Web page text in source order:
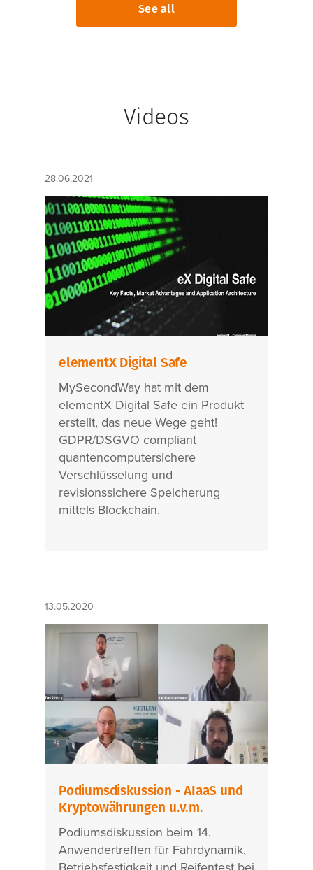
See all
Videos
28.06.2021
elementX Digital Safe
MySecondWay hat mit dem
elementX Digital Safe ein Produkt
erstellt, das neue Wege geht!
GDPR/DSGVO compliant
quantencomputersichere
Verschlüsselung und
revisionssichere Speicherung
mittels Blockchain.
13.05.2020
Podiumsdiskussion - AIaaS und
Kryptowährungen u.v.m.
Podiumsdiskussion beim 14.
Anwendertreffen für Fahrdynamik,